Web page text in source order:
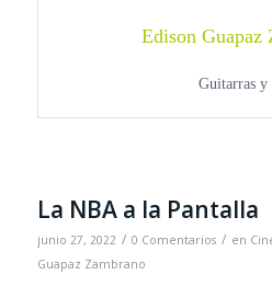
Edison Guapaz
Guitarras y
La NBA a la Pantalla
junio 27, 2022 / 0 Comentarios / en
Guapaz Zambrano